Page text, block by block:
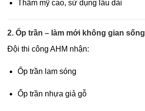
Thẩm mỹ cao, sử dụng lâu dài
2. Ốp trần – làm mới không gian sống
Đội thi công AHM nhận:
Ốp trần lam sóng
Ốp trần nhựa giả gỗ